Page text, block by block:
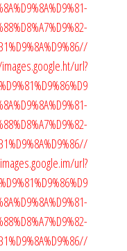
url?
url?